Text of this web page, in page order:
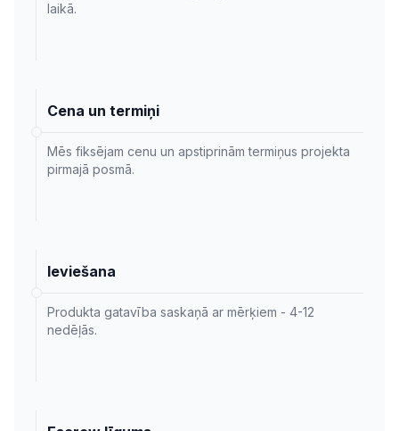
laikā.
Cena un termiņi
Mēs fiksējam cenu un apstiprinām termiņus projekta
pirmajā posmā.
Ieviešana
Produkta gatavība saskaņā ar mērķiem - 4-12
nedēļās.